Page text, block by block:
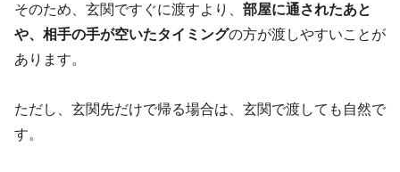
そのため、玄関ですぐに渡すより、 部屋に通されたあと
や、相手の手が空いたタイミングの方が渡しやすいことが
あります。
ただし、玄関先だけで帰る場合は、玄関で渡しても自然で
す。